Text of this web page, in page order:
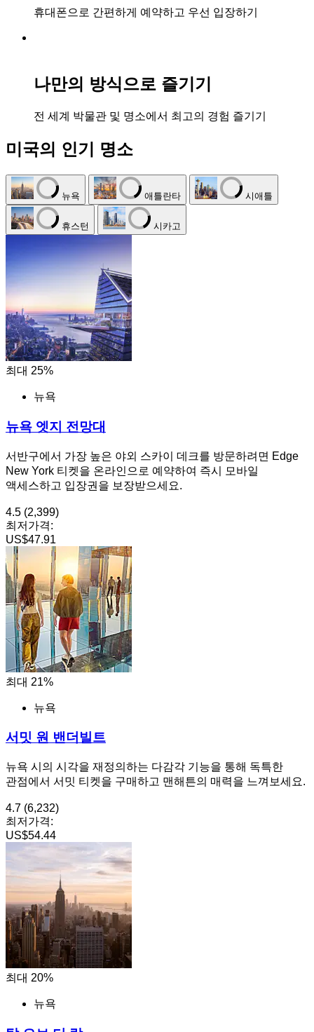
휴대폰으로 간편하게 예약하고 우선 입장하기
나만의 방식으로 즐기기
전 세계 박물관 및 명소에서 최고의 경험 즐기기
미국의 인기 명소
뉴욕 애틀란타 시애틀
휴스턴 시카고
최대 25%
뉴욕
뉴욕 엣지 전망대
서반구에서 가장 높은 야외 스카이 데크를 방문하려면 Edge
New York 티켓을 온라인으로 예약하여 즉시 모바일
액세스하고 입장권을 보장받으세요.
4.5 (2,399)
최저가격:
US$47.91
최대 21%
뉴욕
서밋 원 밴더빌트
뉴욕 시의 시각을 재정의하는 다감각 기능을 통해 독특한
관점에서 서밋 티켓을 구매하고 맨해튼의 매력을 느껴보세요.
4.7 (6,232)
최저가격:
US$54.44
최대 20%
뉴욕